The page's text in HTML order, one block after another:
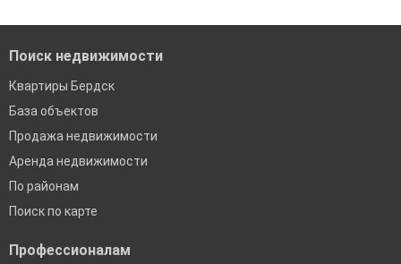
Поиск недвижимости
Квартиры Бердск
База объектов
Продажа недвижимости
Аренда недвижимости
По районам
Поиск по карте
Профессионалам